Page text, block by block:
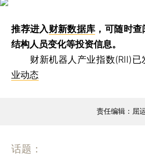
推荐进入财新数据库 ，可随时查
结构人员变化等投资信息。
财新机器人产业指数(RII)已
业动态
责任编辑：屈
话题：